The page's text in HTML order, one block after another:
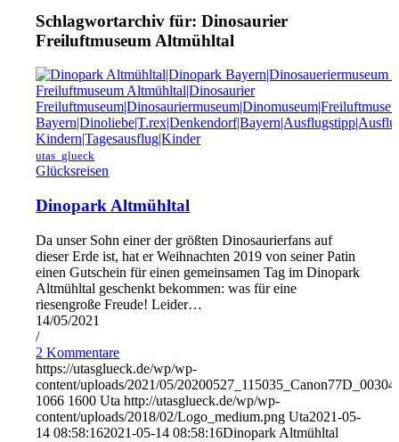
Schlagwortarchiv für:Dinosaurier
Freiluftmuseum Altmühltal
utas_glueck
Glücksreisen
Dinopark Altmühltal
Da unser Sohn einer der größten Dinosaurierfans auf
dieser Erde ist, hat er Weihnachten 2019 von seiner Patin
einen Gutschein für einen gemeinsamen Tag im Dinopark
Altmühltal geschenkt bekommen: was für eine
riesengroße Freude! Leider…
14/05/2021
/
2 Kommentare
https://utasglueck.de/wp/wp-
content/uploads/2021/05/
1066 1600 Uta http://utasglueck.de/wp/wp-
content/uploads/2018/02/Logo_medium.png Uta2021-05-
14 08:58:162021-05-14 08:58:16Dinopark Altmühltal